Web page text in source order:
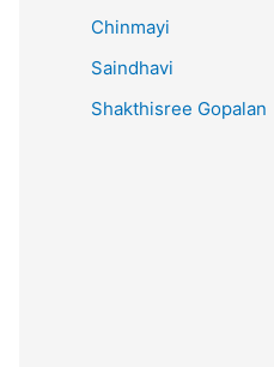
Chinmayi
Saindhavi
Shakthisree Gopalan